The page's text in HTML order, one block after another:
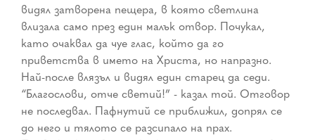
видял затворена пещера, в която светлина
влизала само през един малък отвор. Почукал,
като очаквал да чуе глас, който да го
приветства в името на Христа, но напразно.
Най-после влязъл и видял един старец да седи.
“Благослови, отче светий!” - казал той. Отговор
не последвал. Пафнутий се приближил, допрял се
до него и тялото се разсипало на прах.